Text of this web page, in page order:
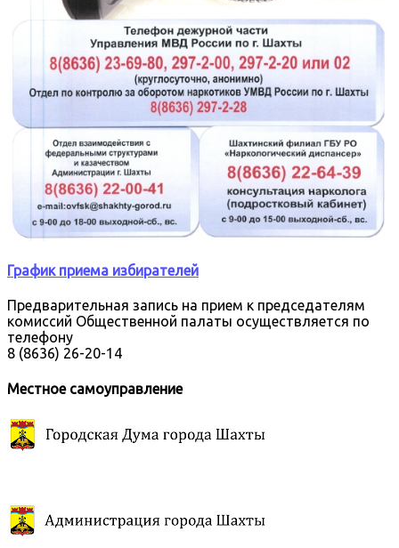
График приема избирателей
Предварительная запись на прием к председателям
комиссий Общественной палаты осуществляется по
телефону
8 (8636) 26-20-14
Местное самоуправление